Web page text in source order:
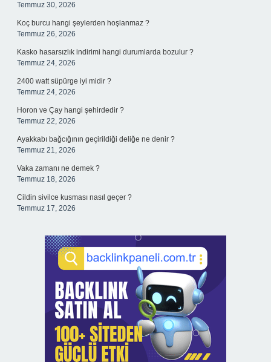
Temmuz 30, 2026
Koç burcu hangi şeylerden hoşlanmaz ?
Temmuz 26, 2026
Kasko hasarsızlık indirimi hangi durumlarda bozulur ?
Temmuz 24, 2026
2400 watt süpürge iyi midir ?
Temmuz 24, 2026
Horon ve Çay hangi şehirdedir ?
Temmuz 22, 2026
Ayakkabı bağcığının geçirildiği deliğe ne denir ?
Temmuz 21, 2026
Vaka zamanı ne demek ?
Temmuz 18, 2026
Cildin sivilce kusması nasıl geçer ?
Temmuz 17, 2026